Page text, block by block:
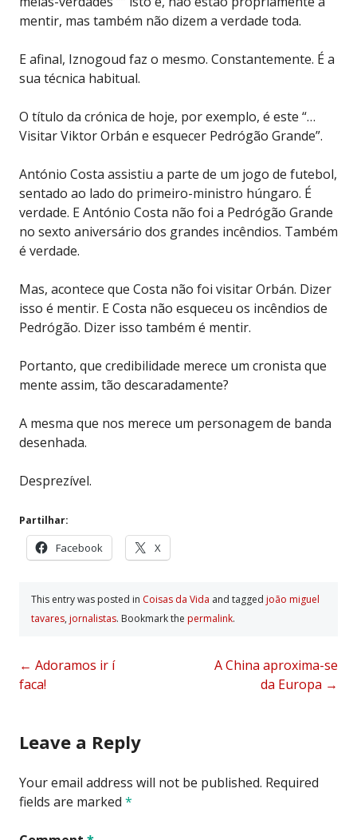
mentir, mas também não dizem a verdade toda.
E afinal, Iznogoud faz o mesmo. Constantemente. É a
sua técnica habitual.
O título da crónica de hoje, por exemplo, é este “…
Visitar Viktor Orbán e esquecer Pedrógão Grande”.
António Costa assistiu a parte de um jogo de futebol,
sentado ao lado do primeiro-ministro húngaro. É
verdade. E António Costa não foi a Pedrógão Grande
no sexto aniversário dos grandes incêndios. Também
é verdade.
Mas, acontece que Costa não foi visitar Orbán. Dizer
isso é mentir. E Costa não esqueceu os incêndios de
Pedrógão. Dizer isso também é mentir.
Portanto, que credibilidade merece um cronista que
mente assim, tão descaradamente?
A mesma que nos merece um personagem de banda
desenhada.
Desprezível.
Partilhar:
Facebook X
This entry was posted in Coisas da Vida and tagged joão miguel
tavares, jornalistas. Bookmark the permalink.
Post
navigation
← Adoramos ir í
faca!
A China aproxima-se
da Europa →
Leave a Reply
Your email address will not be published. Required
fields are marked *